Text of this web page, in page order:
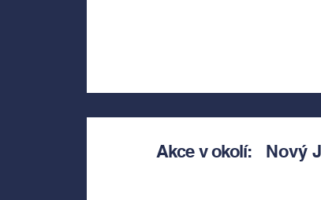
Akce v okolí: Nový